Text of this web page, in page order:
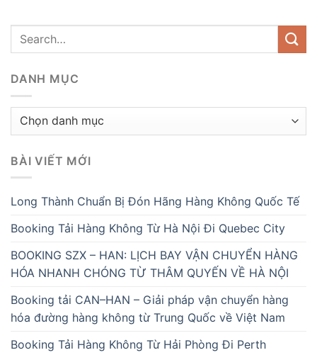
DANH MỤC
Danh
BÀI VIẾT MỚI
Long Thành Chuẩn Bị Đón Hãng Hàng Không Quốc Tế
Booking Tải Hàng Không Từ Hà Nội Đi Quebec City
BOOKING SZX – HAN: LỊCH BAY VẬN CHUYỂN HÀNG
HÓA NHANH CHÓNG TỪ THÂM QUYẾN VỀ HÀ NỘI
Booking tải CAN–HAN – Giải pháp vận chuyển hàng
hóa đường hàng không từ Trung Quốc về Việt Nam
Booking Tải Hàng Không Từ Hải Phòng Đi Perth